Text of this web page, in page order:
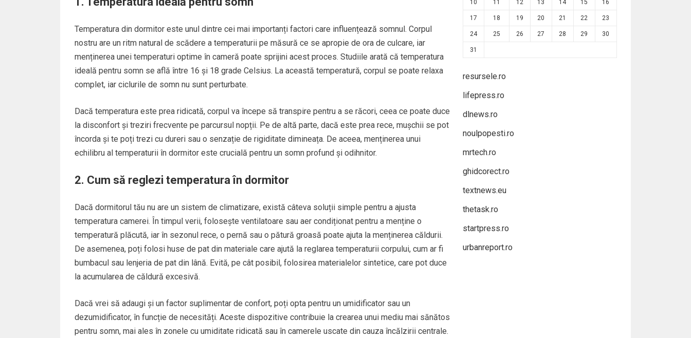
Temperatura din dormitor este unul dintre cei mai importanți factori care influențează somnul. Corpul
nostru are un ritm natural de scădere a temperaturii pe măsură ce se apropie de ora de culcare, iar
menținerea unei temperaturi optime în cameră poate sprijini acest proces. Studiile arată că temperatura
ideală pentru somn se află între 16 și 18 grade Celsius. La această temperatură, corpul se poate relaxa
complet, iar ciclurile de somn nu sunt perturbate.
Dacă temperatura este prea ridicată, corpul va începe să transpire pentru a se răcori, ceea ce poate duce
la disconfort și treziri frecvente pe parcursul nopții. Pe de altă parte, dacă este prea rece, mușchii se pot
încorda și te poți trezi cu dureri sau o senzație de rigiditate dimineața. De aceea, menținerea unui
echilibru al temperaturii în dormitor este crucială pentru un somn profund și odihnitor.
2. Cum să reglezi temperatura în dormitor
Dacă dormitorul tău nu are un sistem de climatizare, există câteva soluții simple pentru a ajusta
temperatura camerei. În timpul verii, folosește ventilatoare sau aer condiționat pentru a menține o
temperatură plăcută, iar în sezonul rece, o pernă sau o pătură groasă poate ajuta la menținerea căldurii.
De asemenea, poți folosi huse de pat din materiale care ajută la reglarea temperaturii corpului, cum ar fi
bumbacul sau lenjeria de pat din lână. Evită, pe cât posibil, folosirea materialelor sintetice, care pot duce
la acumularea de căldură excesivă.
Dacă vrei să adaugi și un factor suplimentar de confort, poți opta pentru un umidificator sau un
dezumidificator, în funcție de necesități. Aceste dispozitive contribuie la crearea unui mediu mai sănătos
pentru somn, mai ales în zonele cu umiditate ridicată sau în camerele uscate din cauza încălzirii centrale.
10 11 12 13 14 15 16
17 18 19 20 21 22 23
24 25 26 27 28 29 30
31
resursele.ro
lifepress.ro
dlnews.ro
noulpopesti.ro
mrtech.ro
ghidcorect.ro
textnews.eu
thetask.ro
startpress.ro
urbanreport.ro